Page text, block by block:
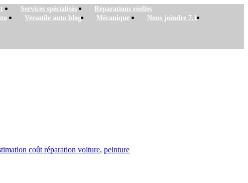
Services spécialisés
Réparations réelles
Versatile auto blog Mécanique Nous joindre 7.1
coût réparation voiture, peinture